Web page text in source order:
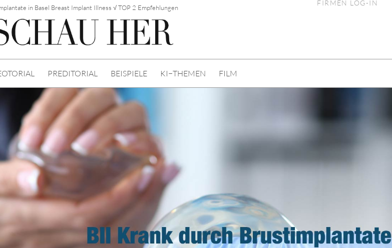
in Basel Breast Implant Illness √ TOP 2 Empfehlungen
FIRMEN LOG-IN
PREDITORIAL BEISPIELE KI−THEMEN FILM